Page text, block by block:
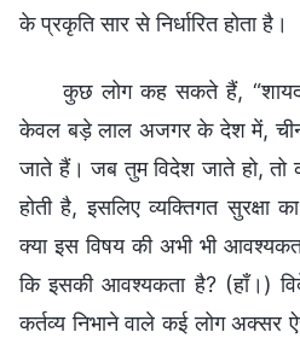
के प्रकृति सार से निर्धारित होता है।
कुछ लोग कह सकते हैं, “शायद
केवल बड़े लाल अजगर के देश में, चीन
जाते हैं। जब तुम विदेश जाते हो, तो
होती है, इसलिए व्यक्तिगत सुरक्षा
क्या इस विषय की अभी भी
कि इसकी आवश्यकता है? (हाँ।)
कर्तव्य निभाने वाले कई लोग अक्सर